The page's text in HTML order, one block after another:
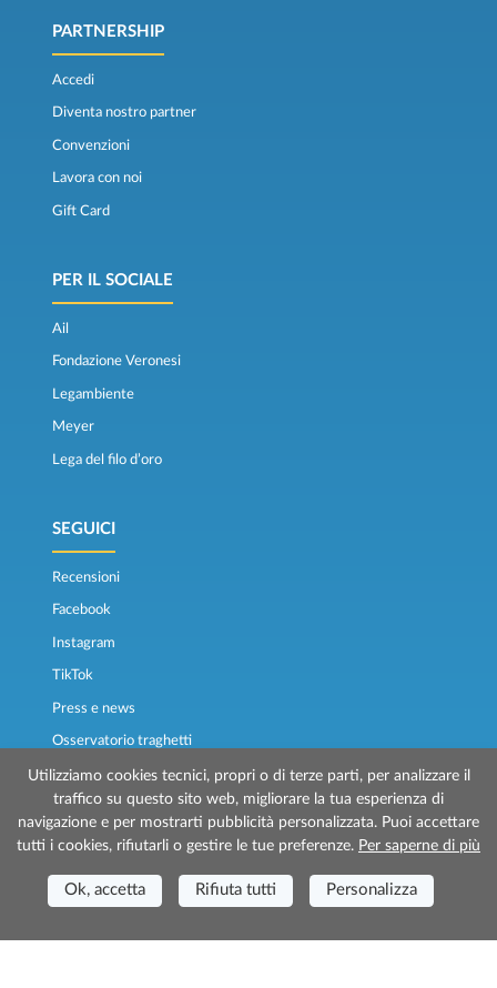
PARTNERSHIP
Accedi
Diventa nostro partner
Convenzioni
Lavora con noi
Gift Card
PER IL SOCIALE
Ail
Fondazione Veronesi
Legambiente
Meyer
Lega del filo d’oro
SEGUICI
Recensioni
Facebook
Instagram
TikTok
Press e news
Osservatorio traghetti
© 2026 Traghettilines è gestito da Prenotazioni24 s.r.l.
Sede Operativa: Via Casa del Duca, 1 - 57037 Portoferraio (LI)
Utilizziamo cookies tecnici, propri o di terze parti, per analizzare il
traffico su questo sito web, migliorare la tua esperienza di
navigazione e per mostrarti pubblicità personalizzata. Puoi accettare
tutti i cookies, rifiutarli o gestire le tue preferenze. Per saperne di più
Ok, accetta Rifiuta tutti Personalizza